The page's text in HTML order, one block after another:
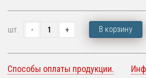
шт. В корзину
Способы оплаты продукции.